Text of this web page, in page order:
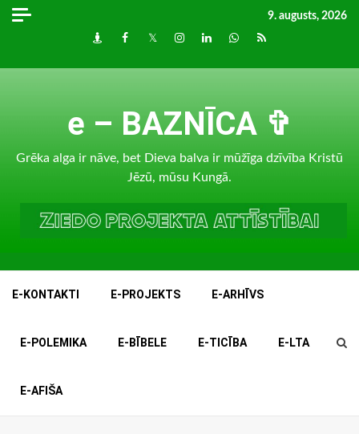
Skip
9. augusts, 2026
DraugiemFacebook
TwitterInstagram
LinkedInwhatsapp
RSS
e – BAZNĪCA ✞
Grēka alga ir nāve, bet Dieva balva ir mūžīga dzīvība Kristū
Jēzū, mūsu Kungā.
E-KONTAKTI E-PROJEKTS E-ARHĪVS
E-POLEMIKA E-BĪBELE E-TICĪBA E-LTA
E-AFIŠA